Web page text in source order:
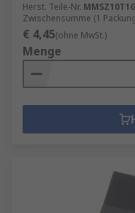
Herst. Teile-Nr. MMSZ10T1G
Zwischensumme (1
€ 4,45(ohne MwSt.)
Menge